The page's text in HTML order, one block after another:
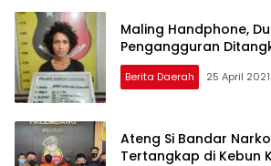
Maling Handphone,
Pengangguran
Berita Daerah 25 April 2021
Ateng Si Bandar
Tertangkap di Kebun